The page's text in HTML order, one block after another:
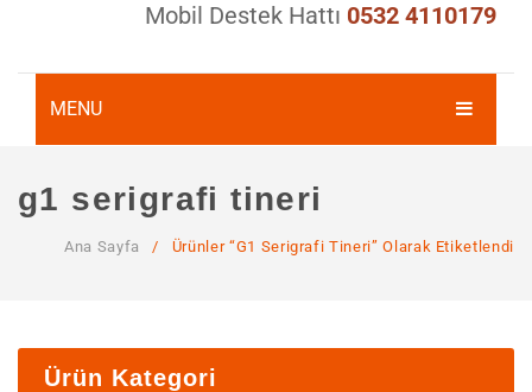
Mobil Destek Hattı 0532 4110179
MENU
KURUMSAL
MAĞAZA
Alışveriş sepetinizde ürün bulunmamaktadır
g1 serigrafi tineri
Ana Sayfa / Ürünler “g1 Serigrafi Tineri” Olarak Etiketlendi
Ürün Kategori